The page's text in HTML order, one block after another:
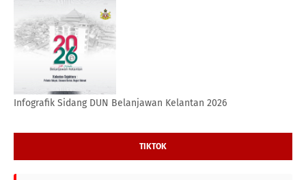
Infografik Sidang DUN Belanjawan Kelantan 2026
TIKTOK